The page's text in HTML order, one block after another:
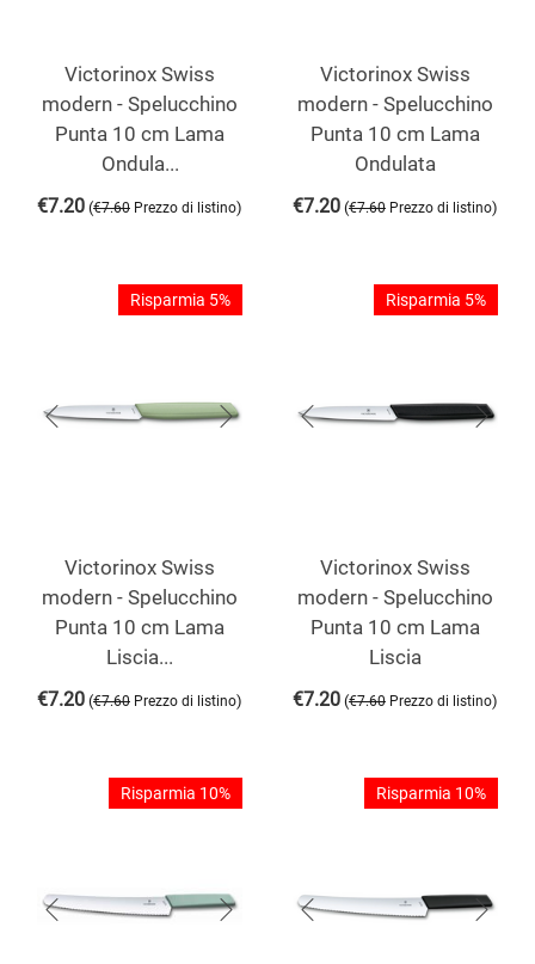
Victorinox Swiss
modern - Spelucchino
Punta 10 cm Lama
Ondula...
€7.20 (€7.60 Prezzo di listino)
Victorinox Swiss
modern - Spelucchino
Punta 10 cm Lama
Ondulata
€7.20 (€7.60 Prezzo di listino)
Risparmia 5%
Victorinox Swiss
modern - Spelucchino
Punta 10 cm Lama
Liscia...
€7.20 (€7.60 Prezzo di listino)
Risparmia 5%
Victorinox Swiss
modern - Spelucchino
Punta 10 cm Lama
Liscia
€7.20 (€7.60 Prezzo di listino)
Risparmia 10% Risparmia 10%